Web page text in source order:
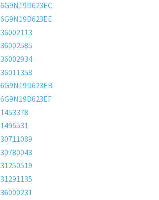
6G9N19D623EC
6G9N19D623EE
36002113
36002585
36002934
36011358
6G9N19D623EB
6G9N19D623EF
1453378
1496531
30711089
30780043
31250519
31291135
36000231